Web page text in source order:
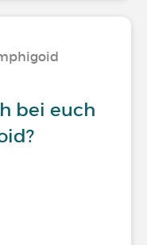
bei euch